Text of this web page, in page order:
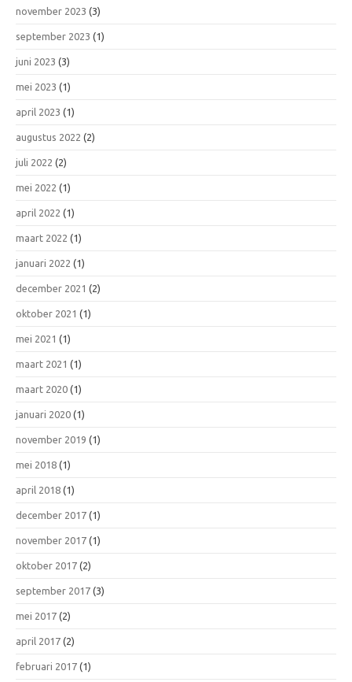
november 2023 (3)
september 2023 (1)
juni 2023 (3)
mei 2023 (1)
april 2023 (1)
augustus 2022 (2)
juli 2022 (2)
mei 2022 (1)
april 2022 (1)
maart 2022 (1)
januari 2022 (1)
december 2021 (2)
oktober 2021 (1)
mei 2021 (1)
maart 2021 (1)
maart 2020 (1)
januari 2020 (1)
november 2019 (1)
mei 2018 (1)
april 2018 (1)
december 2017 (1)
november 2017 (1)
oktober 2017 (2)
september 2017 (3)
mei 2017 (2)
april 2017 (2)
februari 2017 (1)